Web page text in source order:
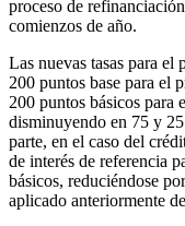
proceso de
comienzos de año.
Las nuevas tasas para el
200 puntos base para el
200 puntos básicos para
disminuyendo en 75 y
parte, en el caso del
de interés de referencia
básicos, reduciéndose
aplicado anteriormente